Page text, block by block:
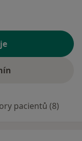
pacientů (8)